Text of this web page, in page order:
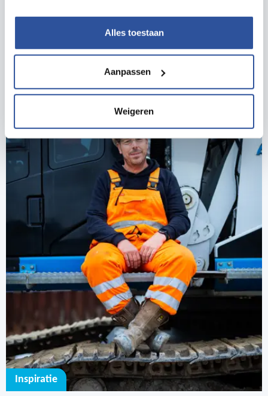
Alles toestaan
Aanpassen
Weigeren
Inspiratie